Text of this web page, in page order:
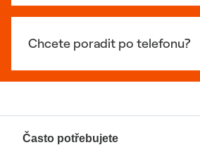
Chcete poradit po telefonu?
Často potřebujete